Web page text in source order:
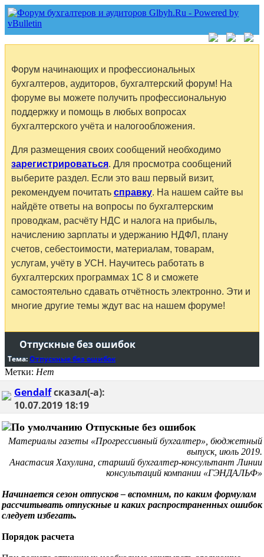
Форум начинающих и профессиональных
бухгалтеров, аудиторов, бухгалтерский форум! На
форуме вы можете получить профессиональную
поддержку и помощь в любых вопросах
бухгалтерского учёта и налогообложения.
Для размещения своих сообщений необходимо
зарегистрироваться. Для просмотра сообщений
выберите раздел. Если это ваш первый визит,
рекомендуем почитать справку. На нашем сайте вы
найдёте ответы на вопросы по бухгалтерским
проводкам, расчёту НДС и налога на прибыль,
начислению зарплаты и удержанию НДФЛ, плану
счетов, себестоимости, материалам, товарам,
услугам, учёту в УСН. Научитесь работать в
бухгалтерских программах 1С 8 и сможете
самостоятельно сдавать отчётность электронно. Эти и
многие другие темы ждут вас на нашем форуме!
Отпускные без ошибок
Тема:Отпускные без ошибок
Метки: Нет
Gendalfсказал(-а):
10.07.2019 18:19
Отпускные без ошибок
Материалы газеты «Прогрессивный бухгалтер», бюджетный
выпуск, июль 2019.
Анастасия Хахулина, старший бухгалтер-консультант Линии
консультаций компании «ГЭНДАЛЬФ»
Начинается сезон отпусков – вспомним, по каким формулам
рассчитывать отпускные и каких распространенных ошибок
следует избегать.
Порядок расчета